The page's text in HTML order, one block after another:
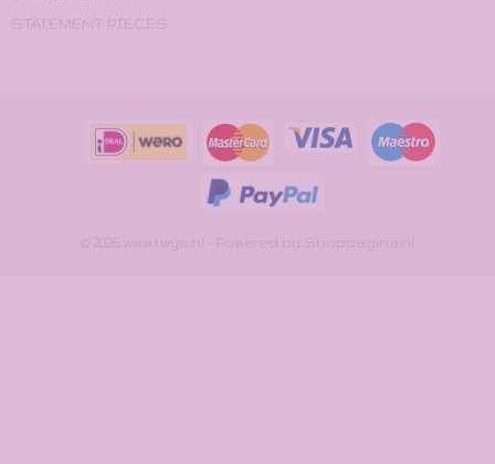
STATEMENT PIECES
© 2026 www.twys.nl - Powered by Shoppagina.nl